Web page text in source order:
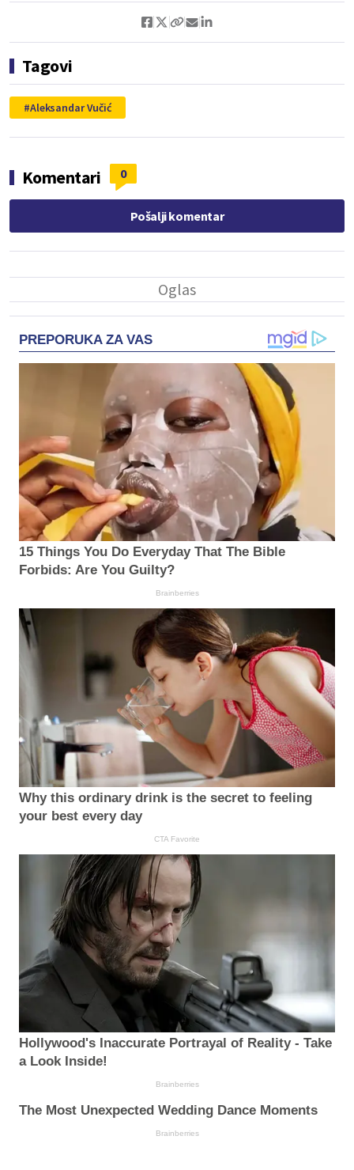
Tagovi
Aleksandar Vučić
Komentari 0
Pošalji komentar
PREPORUKA ZA VAS
15 Things You Do Everyday That The Bible
Forbids: Are You Guilty?
Brainberries
Why this ordinary drink is the secret to feeling
your best every day
CTA Favorite
Hollywood's Inaccurate Portrayal of Reality - Take
a Look Inside!
Brainberries
The Most Unexpected Wedding Dance Moments
Brainberries